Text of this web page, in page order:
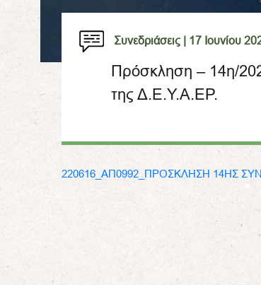
Συνεδριάσεις | 17 Ιουνίου
Πρόσκληση – 14η/
της Δ.Ε.Υ.Α.ΕΡ.
220616_ΑΠ0992_ΠΡΟΣΚΛΗΣΗ 14ΗΣ